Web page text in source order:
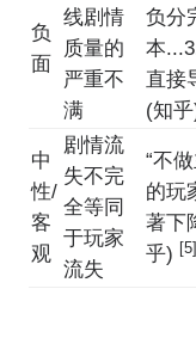
负
面
线剧情
质量的
严重不
满
负分
本
直接
(知
中
性/
客
观
剧情流
失不完
全等同
于玩家
流失
“不
的玩
著下
乎)
[5]